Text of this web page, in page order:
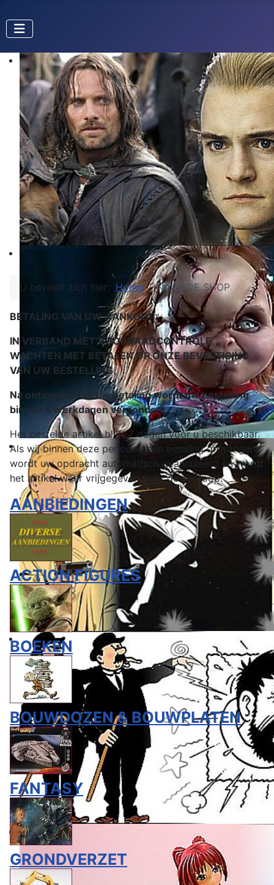
U bevindt zich hier: Home NAAR DE SHOP
BETALING VAN UW AANKOOP:
IN VERBAND MET VOORRAADCONTROLE
WACHTEN MET BETALEN OP ONZE BEVESTIGING
VAN UW BESTELLING.
Na ontvangst van uw betaling wordt uw bestelling
binnen 5 werkdagen verzonden.
Het bestelde artikel blijft 7 dagen voor u beschikbaar.
Als wij binnen deze periode geen betaling ontvangen
wordt uw opdracht automatisch geannuleerd en wordt
het artikel weer vrijgegeven voor de verkoop.
AANBIEDINGEN
ACTION FIGURES
BOEKEN
BOUWDOZEN & BOUWPLATEN
FANTASY
GRONDVERZET